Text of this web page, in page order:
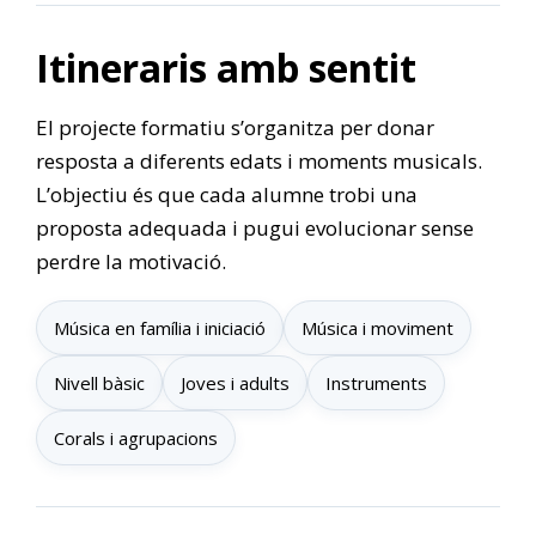
Itineraris amb sentit
El projecte formatiu s’organitza per donar
resposta a diferents edats i moments musicals.
L’objectiu és que cada alumne trobi una
proposta adequada i pugui evolucionar sense
perdre la motivació.
Música en família i iniciació Música i moviment
Nivell bàsic Joves i adults Instruments
Corals i agrupacions